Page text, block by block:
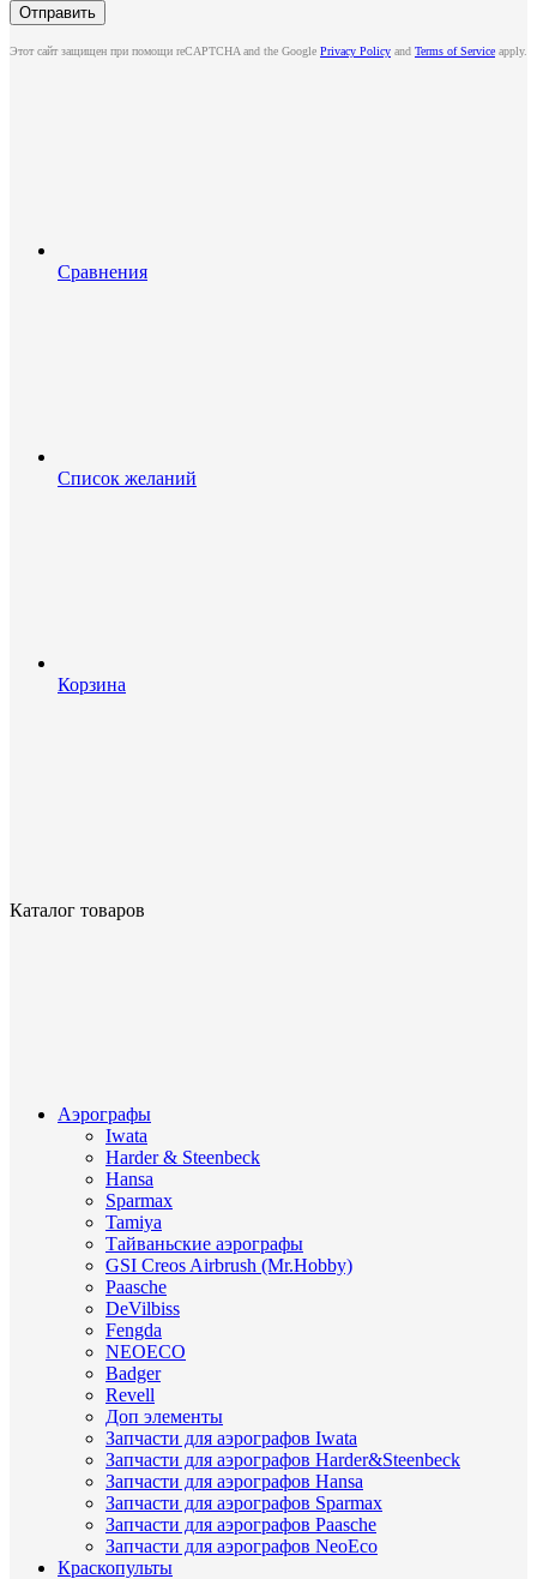
Этот сайт защищен при помощи reCAPTCHA and the Google Privacy Policy and Terms of Service apply.
Сравнения
Список желаний
Корзина
Каталог товаров
Аэрографы
Iwata
Harder & Steenbeck
Hansa
Sparmax
Tamiya
Тайваньские аэрографы
GSI Creos Airbrush (Mr.Hobby)
Paasche
DeVilbiss
Fengda
NEOECO
Badger
Revell
Доп элементы
Запчасти для аэрографов Iwata
Запчасти для аэрографов Harder&Steenbeck
Запчасти для аэрографов Hansa
Запчасти для аэрографов Sparmax
Запчасти для аэрографов Paasche
Запчасти для аэрографов NeoEco
Краскопульты